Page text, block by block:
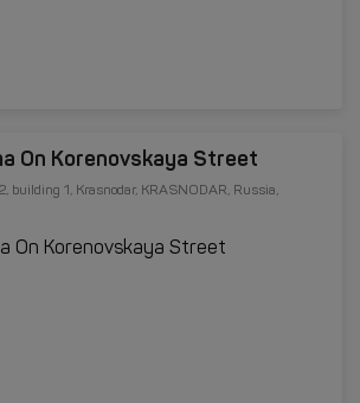
On Korenovskaya Street
building 1, Krasnodar, KRASNODAR, Russia,